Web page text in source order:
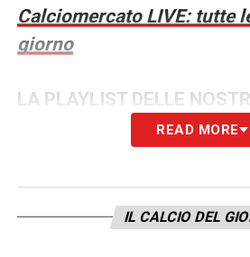
Calciomercato LIVE: tutte
giorno
LA PLAYLIST DELLE
READ MORE
IL CALCIO DEL